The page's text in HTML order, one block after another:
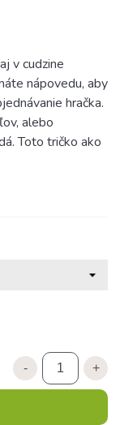
v cudzine
nápovedu, aby
hračka.
alebo
Toto tričko ako
- +